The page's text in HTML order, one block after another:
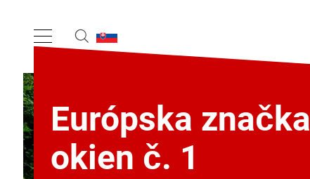
Európska značka
okien č. 1